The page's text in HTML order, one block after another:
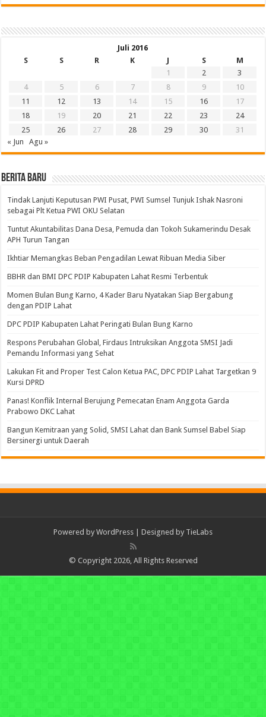
Juli 2016
S
S R K J S
M
1
2
3
4
5 6 7 8 9
10
11
12 13 14 15 16
17
18
19 20 21 22 23
24
25
26 27 28 29 30
31
« Jun
Agu »
BERITA BARU
Tindak Lanjuti Keputusan PWI Pusat, PWI Sumsel Tunjuk Ishak Nasroni
sebagai Plt Ketua PWI OKU Selatan
Tuntut Akuntabilitas Dana Desa, Pemuda dan Tokoh Sukamerindu Desak
APH Turun Tangan
Ikhtiar Memangkas Beban Pengadilan Lewat Ribuan Media Siber
BBHR dan BMI DPC PDIP Kabupaten Lahat Resmi Terbentuk
Momen Bulan Bung Karno, 4 Kader Baru Nyatakan Siap Bergabung
dengan PDIP Lahat
DPC PDIP Kabupaten Lahat Peringati Bulan Bung Karno
Respons Perubahan Global, Firdaus Intruksikan Anggota SMSI Jadi
Pemandu Informasi yang Sehat
Lakukan Fit and Proper Test Calon Ketua PAC, DPC PDIP Lahat Targetkan 9
Kursi DPRD
Panas! Konflik Internal Berujung Pemecatan Enam Anggota Garda
Prabowo DKC Lahat
Bangun Kemitraan yang Solid, SMSI Lahat dan Bank Sumsel Babel Siap
Bersinergi untuk Daerah
Powered by WordPress | Designed by TieLabs
© Copyright 2026, All Rights Reserved